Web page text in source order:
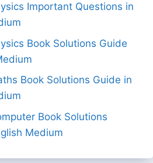
Important Questions in
Book Solutions Guide
Book Solutions Guide in
Book Solutions
Medium